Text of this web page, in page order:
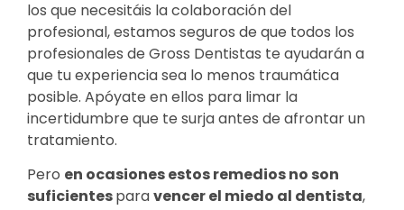
los que necesitáis la colaboración del
profesional, estamos seguros de que todos los
profesionales de Gross Dentistas te ayudarán a
que tu experiencia sea lo menos traumática
posible. Apóyate en ellos para limar la
incertidumbre que te surja antes de afrontar un
tratamiento.
Pero en ocasiones estos remedios no son
suficientesparavencer el miedo al dentista,